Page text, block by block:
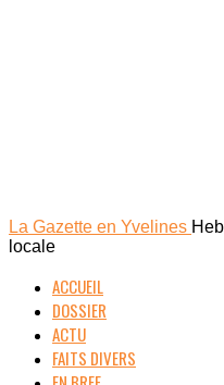
La Gazette en Yvelines
locale
ACCUEIL
DOSSIER
ACTU
FAITS DIVERS